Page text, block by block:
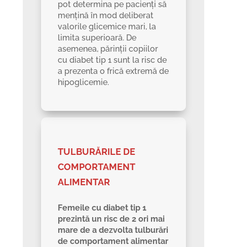
pot determina pe pacienți să
mențină în mod deliberat
valorile glicemice mari, la
limita superioară. De
asemenea, părinții copiilor
cu diabet tip 1 sunt la risc de
a prezenta o frică extremă de
hipoglicemie.
TULBURĂRILE DE
COMPORTAMENT
ALIMENTAR
Femeile cu diabet tip 1
prezintă un risc de 2 ori mai
mare de a dezvolta tulburări
de comportament alimentar